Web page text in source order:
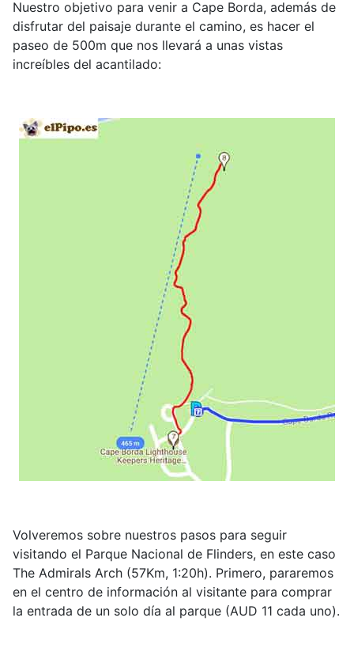
Nuestro objetivo para venir a Cape Borda, además de
disfrutar del paisaje durante el camino, es hacer el
paseo de 500m que nos llevará a unas vistas
increíbles del acantilado:
Volveremos sobre nuestros pasos para seguir
visitando el Parque Nacional de Flinders, en este caso
The Admirals Arch (57Km, 1:20h). Primero, pararemos
en el centro de información al visitante para comprar
la entrada de un solo día al parque (AUD 11 cada uno).